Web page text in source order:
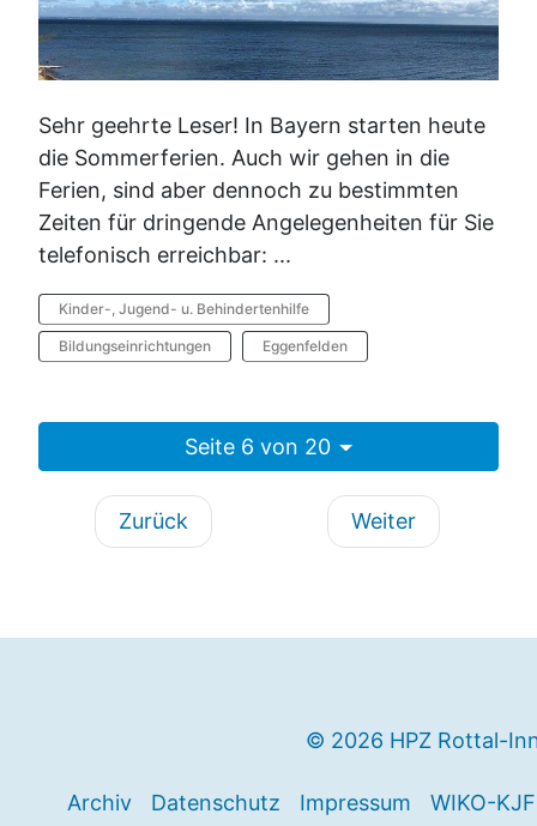
Sehr geehrte Leser! In Bayern starten heute
die Sommerferien. Auch wir gehen in die
Ferien, sind aber dennoch zu bestimmten
Zeiten für dringende Angelegenheiten für Sie
telefonisch erreichbar: ...
Kinder-, Jugend- u. Behindertenhilfe
Bildungseinrichtungen Eggenfelden
Seite 6 von 20
Zurück Weiter
© 2026 HPZ Rottal-
Archiv Datenschutz Impressum WIKO-KJF